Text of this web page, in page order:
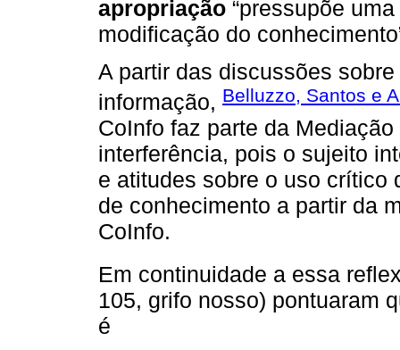
apropriação “pressupõe
modificação do
A partir das discussões
informação, Belluzzo, Santos e
CoInfo faz parte da
interferência, pois o sujeito
e atitudes sobre o uso crítico
de conhecimento a partir da
CoInfo.
Em continuidade a essa
105, grifo nosso) pontuaram
é